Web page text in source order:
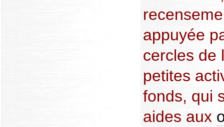
appuyée
cercles de
petites
fonds, qui
aides aux